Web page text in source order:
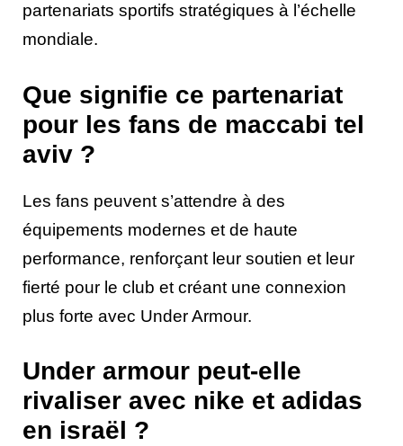
partenariats sportifs stratégiques à l’échelle
mondiale.
Que signifie ce partenariat
pour les fans de maccabi tel
aviv ?
Les fans peuvent s’attendre à des
équipements modernes et de haute
performance, renforçant leur soutien et leur
fierté pour le club et créant une connexion
plus forte avec Under Armour.
Under armour peut-elle
rivaliser avec nike et adidas
en israël ?